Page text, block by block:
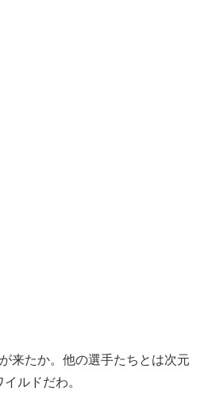
来たか。他の選手たちとは次元
ルドだわ。